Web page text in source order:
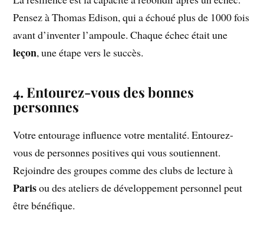
Pensez à Thomas Edison, qui a échoué plus de 1000 fois
avant d’inventer l’ampoule. Chaque échec était une
leçon, une étape vers le succès.
4. Entourez-vous des bonnes
personnes
Votre entourage influence votre mentalité. Entourez-
vous de personnes positives qui vous soutiennent.
Rejoindre des groupes comme des clubs de lecture à
Parisou des ateliers de développement personnel peut
être bénéfique.